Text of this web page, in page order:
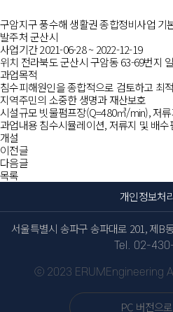
구암지구 풍수해 생활권 종합정비사업 기
발주처군산시
사업기간2021-06-28 ~ 2022-12-19
위치 전라북도 군산시 구암동 63-69번지
과업목적
침수피해원인을 종합적으로 검토하고 최
지역주민의 소중한 생명과 재산보호
시설규모빗물펌프장(Q=480㎥/min), 저
과업내용침수시뮬레이션, 저류지 및 배
개설
이전글
다음글
목록
개인정보처
서울특별시 송파구 송파대로 201, 제B
Tel. 02-
ⓒ 2023 ERUMEngineering
PC 버전으